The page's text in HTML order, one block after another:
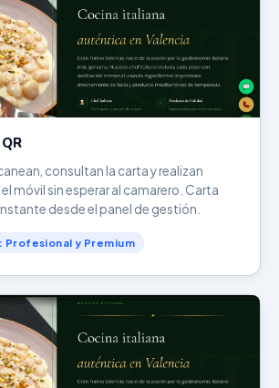
consultan la carta y realizan
móvil sin esperar al camarero. Carta
desde el panel de gestión.
Profesional y Premium